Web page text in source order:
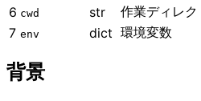
6 cwd str 作業ディレク
7 env dict 環境変数
背景